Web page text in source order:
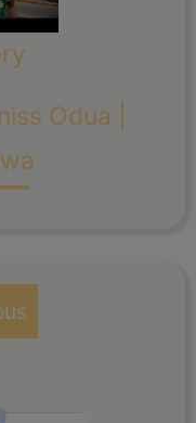
Odua |